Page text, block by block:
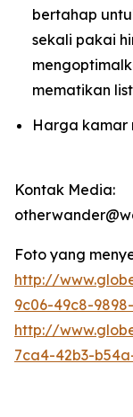
bertahap
sekali pakai
mematikan
Harga kamar
Kontak Media:
Foto yang
http://
9c06-49c8-
http://
7ca4-42b3-